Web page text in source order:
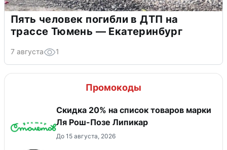
Пять человек погибли в ДТП на
трассе Тюмень — Екатеринбург
7 августа 1
Промокоды
Скидка 20% на список товаров марки
Ля Рош-Позе Липикар
До 15 августа, 2026